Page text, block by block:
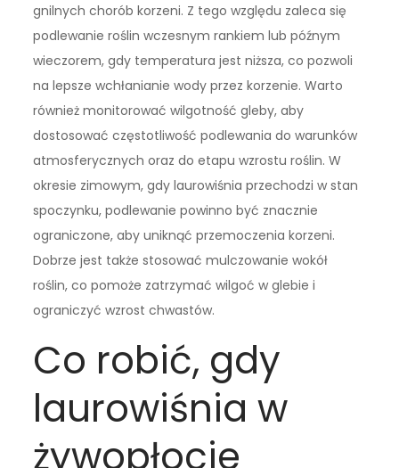
gnilnych chorób korzeni. Z tego względu zaleca się
podlewanie roślin wczesnym rankiem lub późnym
wieczorem, gdy temperatura jest niższa, co pozwoli
na lepsze wchłanianie wody przez korzenie. Warto
również monitorować wilgotność gleby, aby
dostosować częstotliwość podlewania do warunków
atmosferycznych oraz do etapu wzrostu roślin. W
okresie zimowym, gdy laurowiśnia przechodzi w stan
spoczynku, podlewanie powinno być znacznie
ograniczone, aby uniknąć przemoczenia korzeni.
Dobrze jest także stosować mulczowanie wokół
roślin, co pomoże zatrzymać wilgoć w glebie i
ograniczyć wzrost chwastów.
Co robić, gdy
laurowiśnia w
żywopłocie